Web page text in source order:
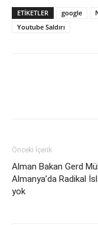
ETİKETLER google
Youtube Saldırı
Önceki İçerik
Alman Bakan Gerd
Almanya’da Radikal
yok